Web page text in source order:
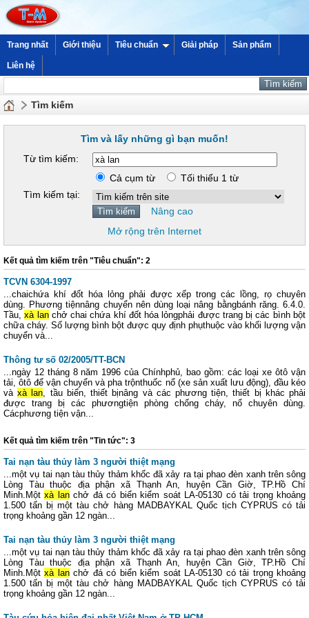
Trang nhất Giới thiệu Tiêu chuẩn Giải pháp Sản phẩm
Liên hệ
Tìm kiếm
Tìm và lấy những gì bạn muốn!
Từ tìm kiếm:
Cả cụm từ
Tối thiểu 1 từ
Tìm kiếm tại:
Nâng cao
Mở rộng trên Internet
Kết quả tìm kiếm trên "Tiêu chuẩn": 2
TCVN 6304-1997
...chaichứa khí đốt hóa lỏng phải được xếp trong các lồng, rọ chuyên
dùng. Phương tiệnnâng chuyển nên dùng loại nâng bằngbánh răng. 6.4.0.
Tầu,xà lanchở chai chứa khí đốt hóa lỏngphải được trang bị các bình bột
chữa cháy. Số lượng bình bột được quy định phụthuộc vào khối lượng vận
chuyển và...
Thông tư số 02/2005/TT-BCN
...ngày 12 tháng 8 năm 1996 của Chínhphủ, bao gồm: các loại xe ôtô vận
tải, ôtô để vận chuyển và pha trộnthuốc nổ (xe sản xuất lưu động), đầu kéo
vàxà lan, tầu biển, thiết bịnâng và các phương tiện, thiết bị khác phải
được trang bị các phươngtiện phòng chống cháy, nổ chuyên dùng.
Cácphương tiện vận...
Kết quả tìm kiếm trên "Tin tức": 3
Tai nạn tàu thủy làm 3 người thiệt mạng
...một vụ tai nạn tàu thủy thảm khốc đã xảy ra tại phao đèn xanh trên sông
Lòng Tàu thuộc địa phận xã Thạnh An, huyện Cần Giờ, TP.Hồ Chí
Minh.Mộtxà lanchở đá có biển kiểm soát LA-05130 có tải trọng khoảng
1.500 tấn bị một tàu chở hàng MADBAYKAL Quốc tịch CYPRUS có tải
trọng khoảng gần 12 ngàn...
Tai nạn tàu thủy làm 3 người thiệt mạng
...một vụ tai nạn tàu thủy thảm khốc đã xảy ra tại phao đèn xanh trên sông
Lòng Tàu thuộc địa phận xã Thạnh An, huyện Cần Giờ, TP.Hồ Chí
Minh.Mộtxà lanchở đá có biển kiểm soát LA-05130 có tải trọng khoảng
1.500 tấn bị một tàu chở hàng MADBAYKAL Quốc tịch CYPRUS có tải
trọng khoảng gần 12 ngàn...